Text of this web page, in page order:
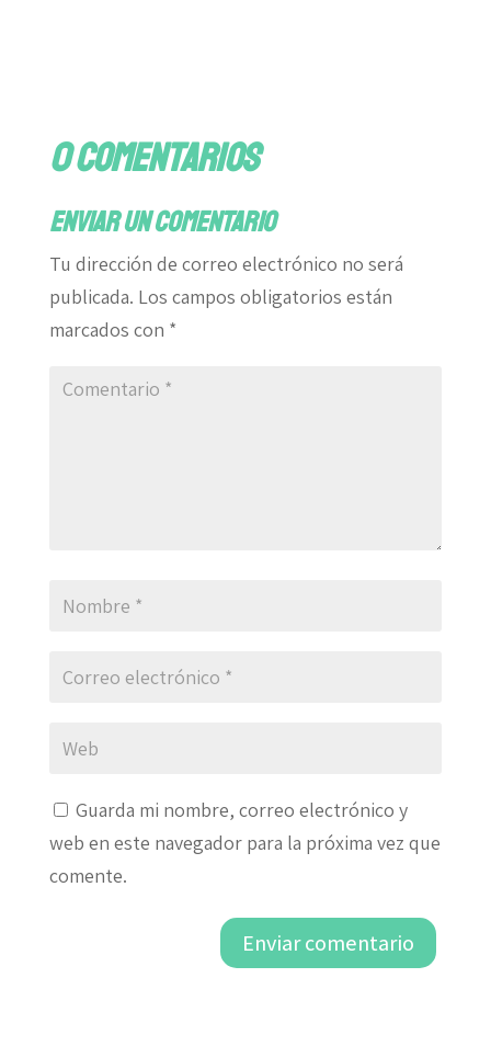
0 comentarios
Enviar un comentario
Tu dirección de correo electrónico no será
publicada. Los campos obligatorios están
marcados con *
Guarda mi nombre, correo electrónico y
web en este navegador para la próxima vez que
comente.
Enviar comentario